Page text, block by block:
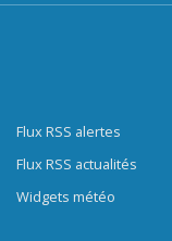
Flux RSS alertes
Flux RSS actualités
Widgets météo